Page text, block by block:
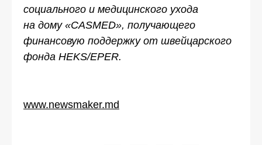
социального и медицинского ухода
на дому «CASMED», получающего
финансовую поддержку от швейцарского
фонда HEKS/EPER.
www.newsmaker.md